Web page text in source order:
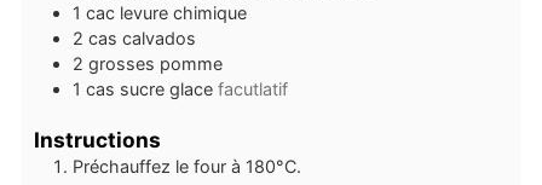
1 cac levure chimique
2 cas calvados
2 grosses pomme
1 cas sucre glace facutlatif
Instructions
Préchauffez le four à 180°C.